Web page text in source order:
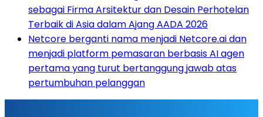
sebagai Firma Arsitektur dan Desain Perhotelan
Terbaik di Asia dalam Ajang AADA 2026
Netcore berganti nama menjadi Netcore.ai dan
menjadi platform pemasaran berbasis AI agen
pertama yang turut bertanggung jawab atas
pertumbuhan pelanggan